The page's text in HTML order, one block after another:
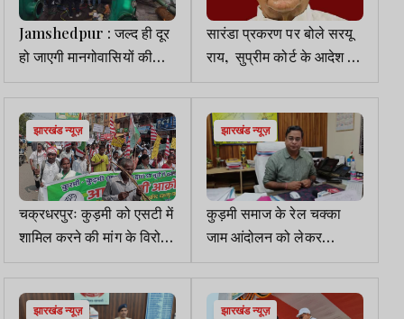
Jamshedpur : जल्द ही दूर
हो जाएगी मानगोवासियों की
पानी की समस्या
सारंडा प्रकरण पर बोले सरयू
राय, सुप्रीम कोर्ट के आदेश का
अनुपालन न करना दुर्भाग्यपूर्ण
झारखंड न्यूज़
चक्रधरपुरः कुड़मी को एसटी में
शामिल करने की मांग के विरोध
में आदिवासियों ने निकाली
आक्रोश रैली
झारखंड न्यूज़
कुड़मी समाज के रेल चक्का
जाम आंदोलन को लेकर
चक्रधरपुर रेलवे हाई अलर्ट पर
झारखंड न्यूज़ झारखंड न्यूज़